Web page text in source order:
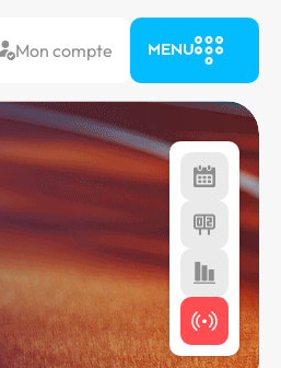
Mon compte MENU